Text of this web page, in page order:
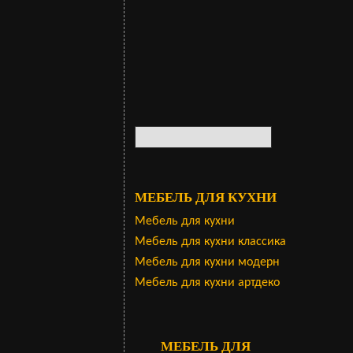
МЕБЕЛЬ ДЛЯ КУХНИ
Мебель для кухни
Мебель для кухни классика
Мебель для кухни модерн
Мебель для кухни артдеко
МЕБЕЛЬ ДЛЯ